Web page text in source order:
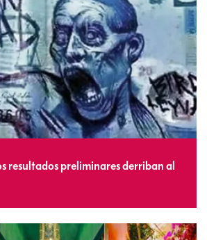
resultados preliminares derriban al